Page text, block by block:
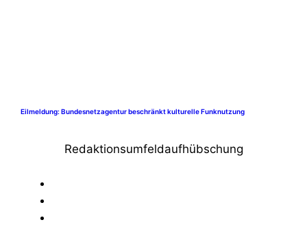
Eilmeldung: Bundesnetzagentur beschränkt kulturelle Funknutzung
Redaktionsumfeldaufhübschung